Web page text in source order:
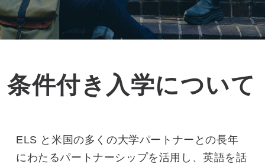
条件付き入学について
ELS と米国の多くの大学パートナーとの長年
にわたるパートナーシップを活用し、英語を話